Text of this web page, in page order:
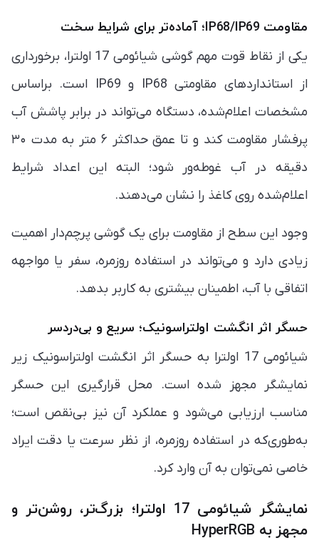
مقاومت IP68/IP69؛ آماده‌تر برای شرایط سخت
یکی از نقاط قوت مهم گوشی شیائومی 17 اولترا، برخورداری
از استانداردهای مقاومتی IP68 و IP69 است. براساس
مشخصات اعلام‌شده، دستگاه می‌تواند در برابر پاشش آب
پرفشار مقاومت کند و تا عمق حداکثر ۶ متر به مدت ۳۰
دقیقه در آب غوطه‌ور شود؛ البته این اعداد شرایط
اعلام‌شده روی کاغذ را نشان می‌دهند.
وجود این سطح از مقاومت برای یک گوشی پرچم‌دار اهمیت
زیادی دارد و می‌تواند در استفاده روزمره، سفر یا مواجهه
اتفاقی با آب، اطمینان بیشتری به کاربر بدهد.
حسگر اثر انگشت اولتراسونیک؛ سریع و بی‌دردسر
شیائومی 17 اولترا به حسگر اثر انگشت اولتراسونیک زیر
نمایشگر مجهز شده است. محل قرارگیری این حسگر
مناسب ارزیابی می‌شود و عملکرد آن نیز بی‌نقص است؛
به‌طوری‌که در استفاده روزمره، از نظر سرعت یا دقت ایراد
خاصی نمی‌توان به آن وارد کرد.
نمایشگر شیائومی 17 اولترا؛ بزرگ‌تر، روشن‌تر و
مجهز به HyperRGB